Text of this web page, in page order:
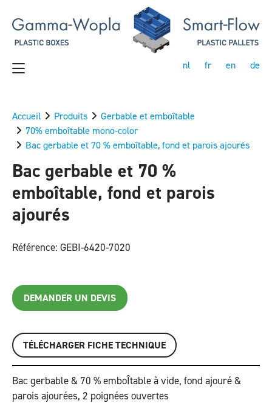
nl fr en de
Accueil Produits
Gerbable et emboîtable
70% emboîtable mono-color
Bac gerbable et 70 % emboîtable, fond et parois ajourés
Bac gerbable et 70 %
emboîtable, fond et parois
ajourés
Référence: GEBI-6420-7020
DEMANDER UN DEVIS
TÉLÉCHARGER FICHE TECHNIQUE
Bac gerbable & 70 % emboÎtable à vide, fond ajouré &
parois ajourées, 2 poignées ouvertes